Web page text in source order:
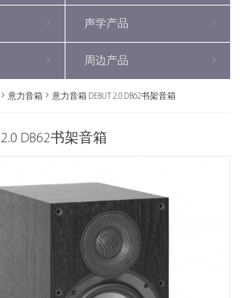
声学产品
周边产品
意力音箱 意力音箱 DEBUT 2.0 DB62书架音箱
DB62书架音箱